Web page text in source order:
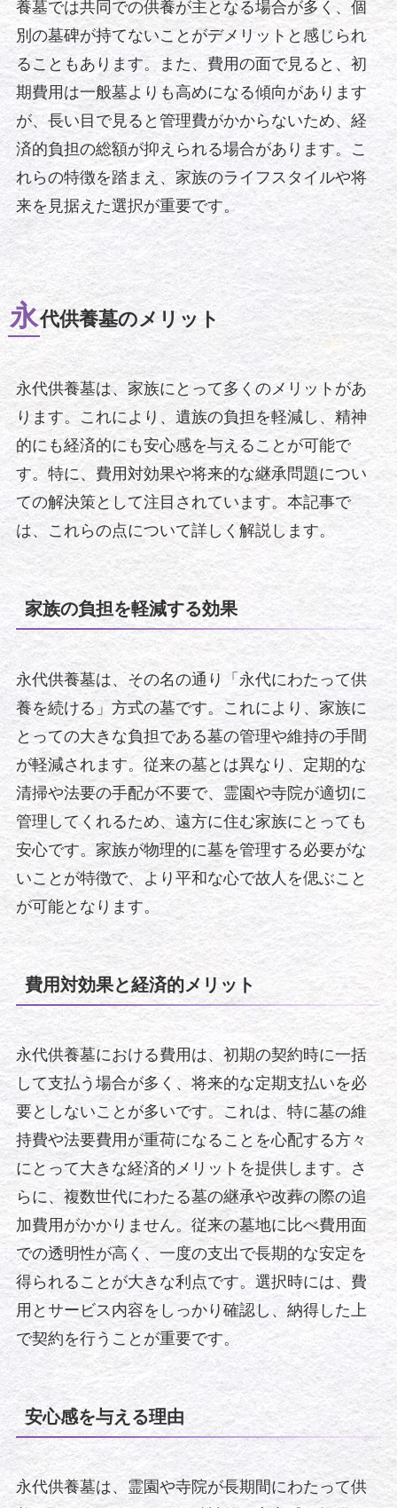
養墓では共同での供養が主となる場合が多く、個
別の墓碑が持てないことがデメリットと感じられ
ることもあります。また、費用の面で見ると、初
期費用は一般墓よりも高めになる傾向があります
が、長い目で見ると管理費がかからないため、経
済的負担の総額が抑えられる場合があります。こ
れらの特徴を踏まえ、家族のライフスタイルや将
来を見据えた選択が重要です。
永代供養墓のメリット
永代供養墓は、家族にとって多くのメリットがあ
ります。これにより、遺族の負担を軽減し、精神
的にも経済的にも安心感を与えることが可能で
す。特に、費用対効果や将来的な継承問題につい
ての解決策として注目されています。本記事で
は、これらの点について詳しく解説します。
家族の負担を軽減する効果
永代供養墓は、その名の通り「永代にわたって供
養を続ける」方式の墓です。これにより、家族に
とっての大きな負担である墓の管理や維持の手間
が軽減されます。従来の墓とは異なり、定期的な
清掃や法要の手配が不要で、霊園や寺院が適切に
管理してくれるため、遠方に住む家族にとっても
安心です。家族が物理的に墓を管理する必要がな
いことが特徴で、より平和な心で故人を偲ぶこと
が可能となります。
費用対効果と経済的メリット
永代供養墓における費用は、初期の契約時に一括
して支払う場合が多く、将来的な定期支払いを必
要としないことが多いです。これは、特に墓の維
持費や法要費用が重荷になることを心配する方々
にとって大きな経済的メリットを提供します。さ
らに、複数世代にわたる墓の継承や改葬の際の追
加費用がかかりません。従来の墓地に比べ費用面
での透明性が高く、一度の支出で長期的な安定を
得られることが大きな利点です。選択時には、費
用とサービス内容をしっかり確認し、納得した上
で契約を行うことが重要です。
安心感を与える理由
永代供養墓は、霊園や寺院が長期間にわたって供